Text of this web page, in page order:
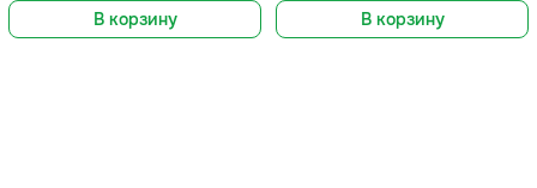
В корзину В корзину